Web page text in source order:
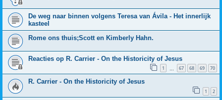
De weg naar binnen volgens Teresa van Ávila - Het innerlijk
kasteel
Rome ons thuis;Scott en Kimberly Hahn.
Reacties op R. Carrier - On the Historicity of Jesus
1 67 68 69 70
R. Carrier - On the Historicity of Jesus
1 2